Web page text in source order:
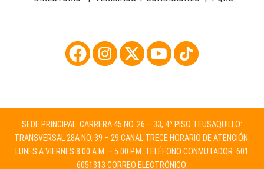
SEDE PRINCIPAL: CARRERA 45 NO. 26 – 33, 4º PISO TEUSAQUILLO:
TRANSVERSAL 28A NO. 39 – 29 CANAL TRECE HORARIO DE ATENCIÓN:
LUNES A VIERNES 8:00 A.M. – 5:00 P.M. TELÉFONO CONMUTADOR: 601
6051313 CORREO ELECTRÓNICO: